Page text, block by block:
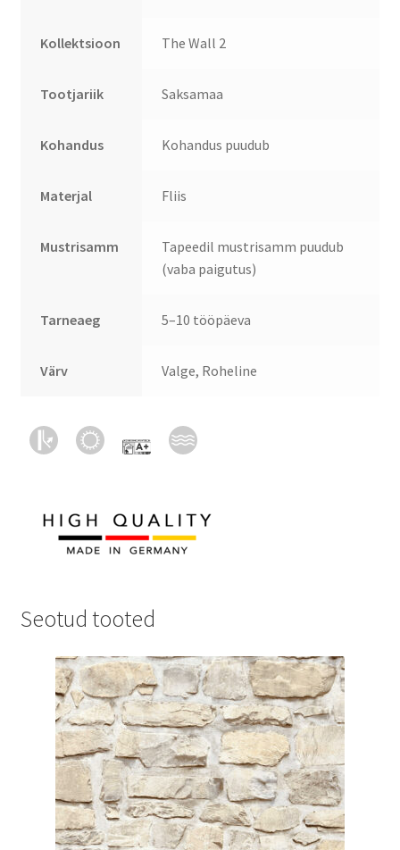
Kollektsioon The Wall 2
Tootjariik Saksamaa
Kohandus Kohandus puudub
Materjal Fliis
Mustrisamm
Tapeedil mustrisamm puudub
(vaba paigutus)
Tarneaeg 5–10 tööpäeva
Värv Valge, Roheline
Seotud tooted